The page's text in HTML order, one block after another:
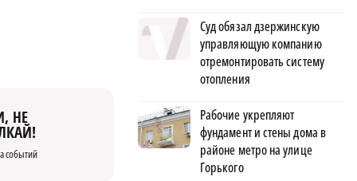
НЕ
событий
Суд обязал дзержинскую
управляющую компанию
отремонтировать систему
отопления
Рабочие укрепляют
фундамент и стены дома в
районе метро на улице
Горького